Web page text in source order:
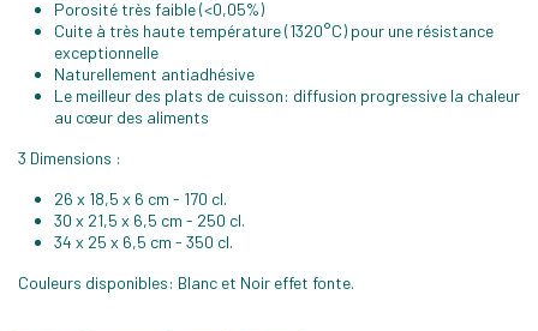
Porosité très faible (<0,05%)
Cuite à très haute température (1320°C) pour une résistance
exceptionnelle
Naturellement antiadhésive
Le meilleur des plats de cuisson: diffusion progressive la chaleur
au cœur des aliments
3 Dimensions :
26 x 18,5 x 6 cm - 170 cl.
30 x 21,5 x 6,5 cm - 250 cl.
34 x 25 x 6,5 cm - 350 cl.
Couleurs disponibles: Blanc et Noir effet fonte.